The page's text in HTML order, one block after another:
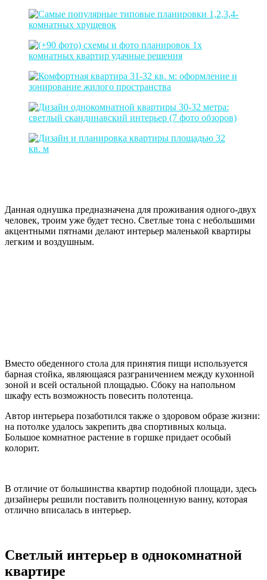
Данная однушка предназначена для проживания одного-двух
человек, троим уже будет тесно. Светлые тона с небольшими
акцентными пятнами делают интерьер маленькой квартиры
легким и воздушным.
Вместо обеденного стола для принятия пищи используется
барная стойка, являющаяся разграничением между кухонной
зоной и всей остальной площадью. Сбоку на напольном
шкафу есть возможность повесить полотенца.
Автор интерьера позаботился также о здоровом образе жизни:
на потолке удалось закрепить два спортивных кольца.
Большое комнатное растение в горшке придает особый
колорит.
В отличие от большинства квартир подобной площади, здесь
дизайнеры решили поставить полноценную ванну, которая
отлично вписалась в интерьер.
Светлый интерьер в однокомнатной
квартире